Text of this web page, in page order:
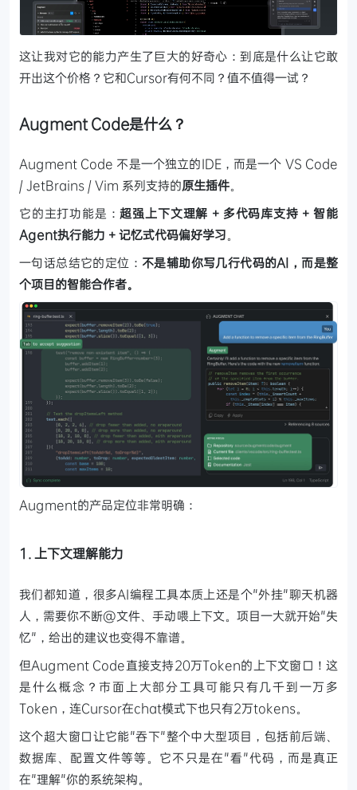
这让我对它的能力产生了巨大的好奇心：到底是什么让它敢
开出这个价格？它和Cursor有何不同？值不值得一试？
Augment Code是什么？
Augment Code 不是一个独立的IDE，而是一个 VS Code
/ JetBrains / Vim 系列支持的原生插件。
它的主打功能是：超强上下文理解 + 多代码库支持 + 智能
Agent执行能力 + 记忆式代码偏好学习 。
一句话总结它的定位： 不是辅助你写几行代码的AI，而是整
个项目的智能合作者。
Augment的产品定位非常明确：
1. 上下文理解能力
我们都知道，很多AI编程工具本质上还是个"外挂"聊天机器
人，需要你不断@文件、手动喂上下文。项目一大就开始"失
忆"，给出的建议也变得不靠谱。
但Augment Code直接支持20万Token的上下文窗口！这
是什么概念？市面上大部分工具可能只有几千到一万多
Token，连Cursor在chat模式下也只有2万tokens。
这个超大窗口让它能"吞下"整个中大型项目，包括前后端、
数据库、配置文件等等。它不只是在"看"代码，而是真正
在"理解"你的系统架构。